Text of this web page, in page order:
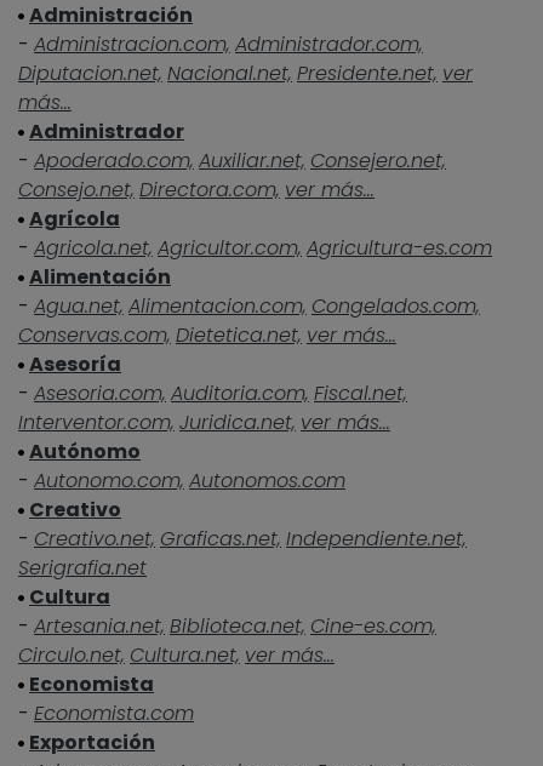
Administración
- Administracion.com, Administrador.com,
Diputacion.net, Nacional.net, Presidente.net, ver
más...
Administrador
- Apoderado.com, Auxiliar.net, Consejero.net,
Consejo.net, Directora.com, ver más...
Agrícola
- Agricola.net, Agricultor.com, Agricultura-es.com
Alimentación
- Agua.net, Alimentacion.com, Congelados.com,
Conservas.com, Dietetica.net, ver más...
Asesoría
- Asesoria.com, Auditoria.com, Fiscal.net,
Interventor.com, Juridica.net, ver más...
Autónomo
- Autonomo.com, Autonomos.com
Creativo
- Creativo.net, Graficas.net, Independiente.net,
Serigrafia.net
Cultura
- Artesania.net, Biblioteca.net, Cine-es.com,
Circulo.net, Cultura.net, ver más...
Economista
- Economista.com
Exportación